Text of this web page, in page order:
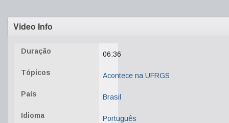
Video Info
Duração 06:36
Tópicos Acontece na UFRGS
País Brasil
Idioma Português